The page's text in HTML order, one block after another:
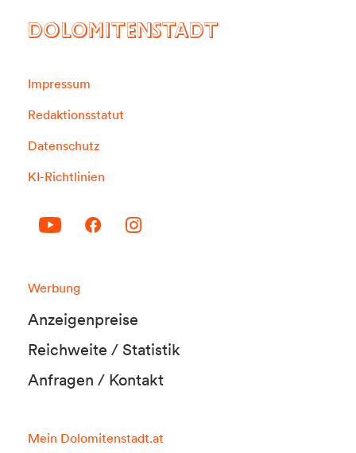
DOLOMITENSTADT
Impressum
Redaktionsstatut
Datenschutz
KI-Richtlinien
Werbung
Anzeigenpreise
Reichweite / Statistik
Anfragen / Kontakt
Mein Dolomitenstadt.at